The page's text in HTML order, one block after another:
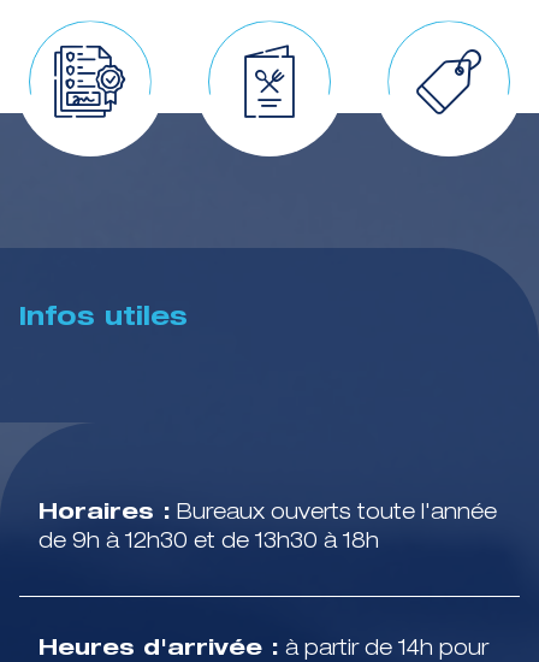
Infos utiles
Horaires : Bureaux ouverts toute l'année
de 9h à 12h30 et de 13h30 à 18h
Heures d'arrivée : à partir de 14h pour